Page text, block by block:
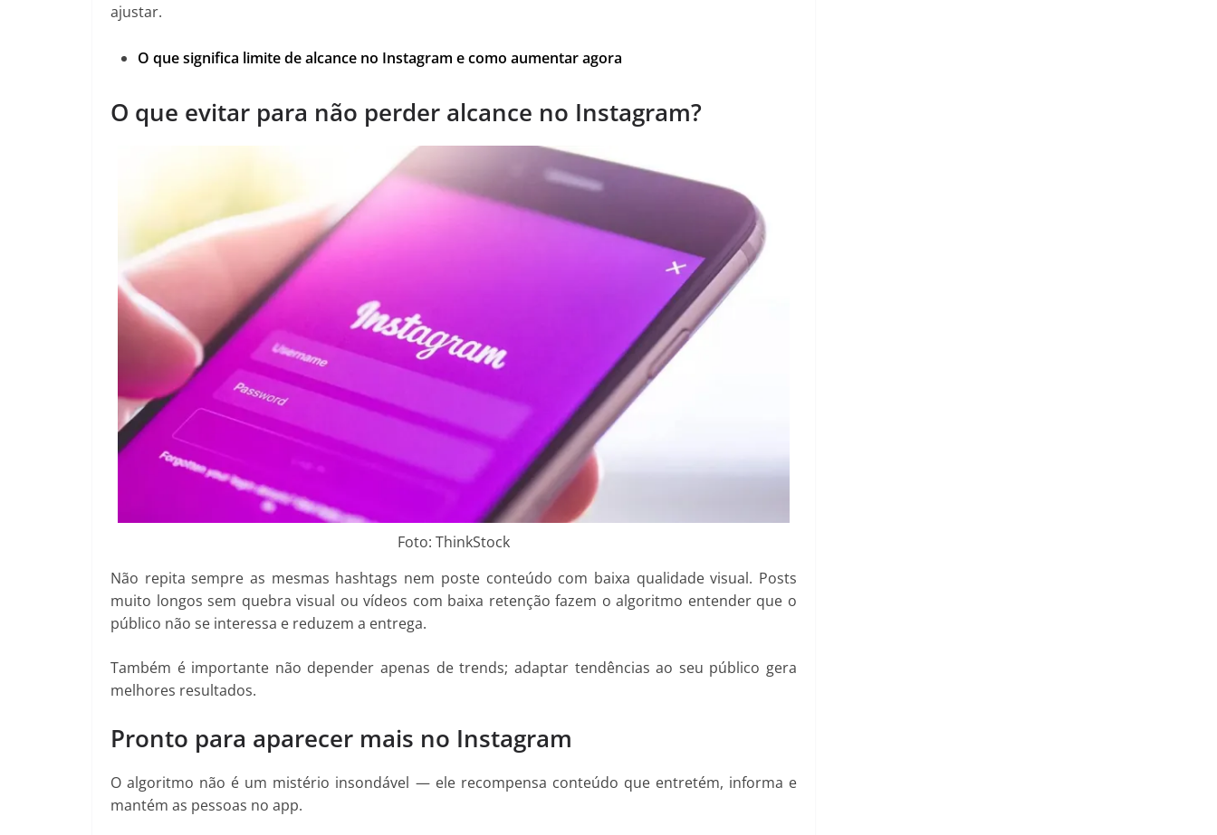
ajustar.
O que significa limite de alcance no Instagram e como aumentar agora
O que evitar para não perder alcance no Instagram?
Foto: ThinkStock
Não repita sempre as mesmas hashtags nem poste conteúdo com baixa qualidade visual. Posts
muito longos sem quebra visual ou vídeos com baixa retenção fazem o algoritmo entender que o
público não se interessa e reduzem a entrega.
Também é importante não depender apenas de trends; adaptar tendências ao seu público gera
melhores resultados.
Pronto para aparecer mais no Instagram
O algoritmo não é um mistério insondável — ele recompensa conteúdo que entretém, informa e
mantém as pessoas no app.